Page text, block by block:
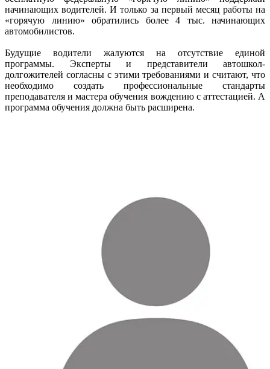
начинающих водителей. И только за первый месяц работы на
«горячую линию» обратились более 4 тыс. начинающих
автомобилистов.
Будущие водители жалуются на отсутствие единой
программы. Эксперты и представители автошкол-
долгожителей согласны с этими требованиями и считают, что
необходимо создать профессиональные стандарты
преподавателя и мастера обучения вождению с аттестацией. А
программа обучения должна быть расширена.